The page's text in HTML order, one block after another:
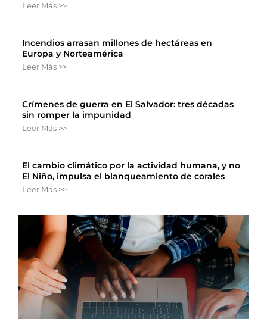
Leer Más >>
Incendios arrasan millones de hectáreas en
Europa y Norteamérica
Leer Más >>
Crímenes de guerra en El Salvador: tres décadas
sin romper la impunidad
Leer Más >>
El cambio climático por la actividad humana, y no
El Niño, impulsa el blanqueamiento de corales
Leer Más >>